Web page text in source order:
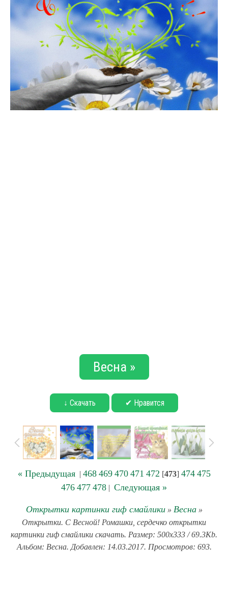
Весна »
↓ Скачать ✔ Нравится
« Предыдущая| 468 469 470 471 472 [473] 474 475
476 477 478 | Следующая »
Открытки картинки гиф смайлики» Весна»
Открытки. С Весной! Ромашки, сердечко открытки
картинки гиф смайлики скачать. Размер: 500x333 / 69.3Kb.
Альбом: Весна. Добавлен: 14.03.2017. Просмотров: 693.